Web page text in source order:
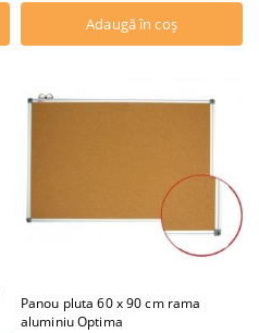
Panou pluta 60 x 90 cm rama
aluminiu Optima